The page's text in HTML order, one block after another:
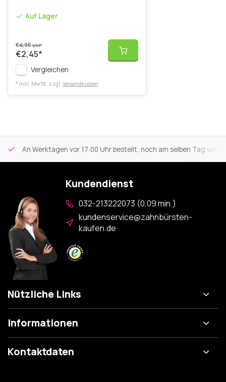
Auf Lager
€4,95UVP
€2,45*
Vergleichen
* Inkl. MwSt. zzgl. Versandkosten
An Werktagen vor 17:00 Uhr bestellt, noch am selben Tag
Kundendienst
032-213222073 (0,09 min.)
kundenservice@zahnbürsten-
kaufen.de
Nützliche Links
Informationen
Kontaktdaten